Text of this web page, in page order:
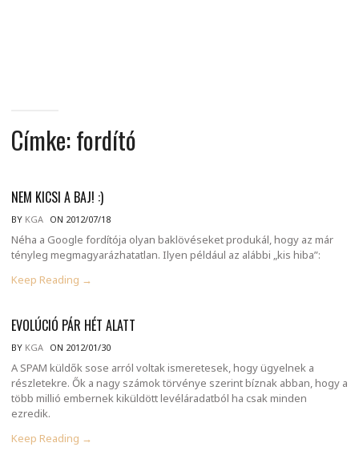
Címke:fordító
NEM KICSI A BAJ! :)
BY KGA ON 2012/07/18
Néha a Google fordítója olyan baklövéseket produkál, hogy az már
tényleg megmagyarázhatatlan. Ilyen például az alábbi „kis hiba”:
Keep Reading →
EVOLÚCIÓ PÁR HÉT ALATT
BY KGA ON 2012/01/30
A SPAM küldők sose arról voltak ismeretesek, hogy ügyelnek a
részletekre. Ők a nagy számok törvénye szerint bíznak abban, hogy a
több millió embernek kiküldött levéláradatból ha csak minden
ezredik.
Keep Reading →